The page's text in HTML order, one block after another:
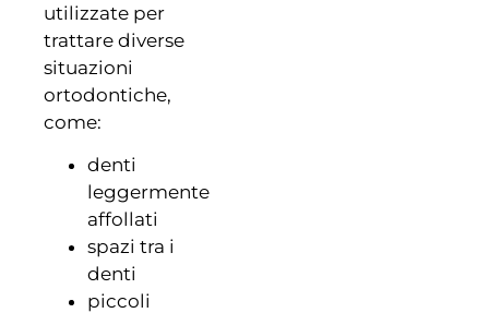
utilizzate per
trattare diverse
situazioni
ortodontiche,
come:
denti
leggermente
affollati
spazi tra i
denti
piccoli